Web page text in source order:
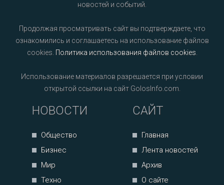
новостей и событий.
Продолжая просматривать сайт вы подтверждаете, что
ознакомились и соглашаетесь на использование файлов
cookies. Политика использования файлов cookies
Использование материалов разрешается при условии
открытой ссылки на сайт GolosInfo.com.
НОВОСТИ
Общество
Бизнес
Мир
Техно
САЙТ
Главная
Лента новостей
Архив
О сайте